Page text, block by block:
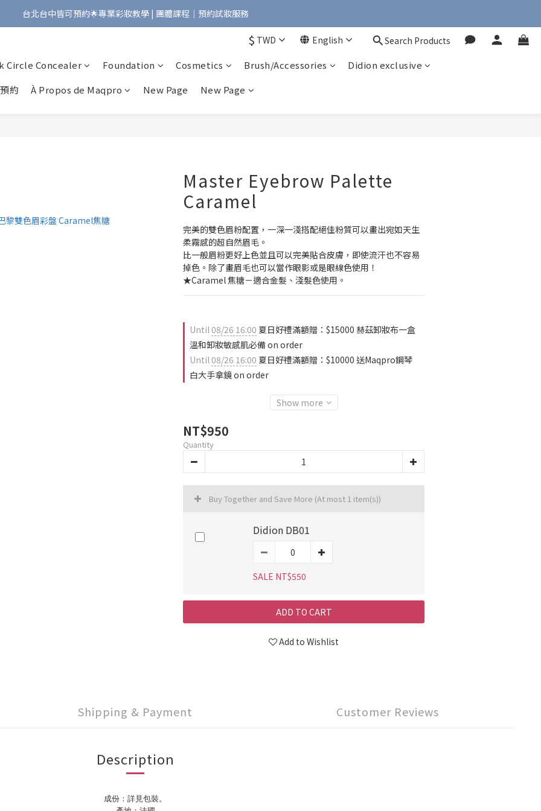
Bonjour!歡迎來到Maqpro | 全店2000免運🇫🇷
台北台中皆可預約🌟專業彩妝教學 | 團體課程｜預約試妝服務
$ TWD English Search Products
Circle Concealer Foundation Cosmetics Brush/Accessories
Didion exclusive
約
À Propos de Maqpro New Page New Page
Master Eyebrow Palette
Caramel
完美的雙色眉粉配置，一深一淺搭配絕佳粉質可以畫出宛如天生
柔霧感的超自然眉毛。
比一般眉粉更好上色並且可以完美貼合皮膚，即使流汗也不容易
掉色。除了畫眉毛也可以當作眼影或是眼線色使用！
★Caramel 焦糖－適合金髮、淺髮色使用。
Until08/26 16:00 夏日好禮滿額贈：$15000 赫茲卸妝布一盒
溫和卸妝敏感肌必備 on order
Until08/26 16:00 夏日好禮滿額贈：$10000 送Maqpro鋼琴
白大手拿鏡 on order
Show more
NT$950
Quantity
Buy Together and Save More (At most 1 item(s))
Didion DB01
SALE NT$550
ADD TO CART
Add to Wishlist
Shipping & Payment Customer Reviews
Description
成份：詳見包裝。